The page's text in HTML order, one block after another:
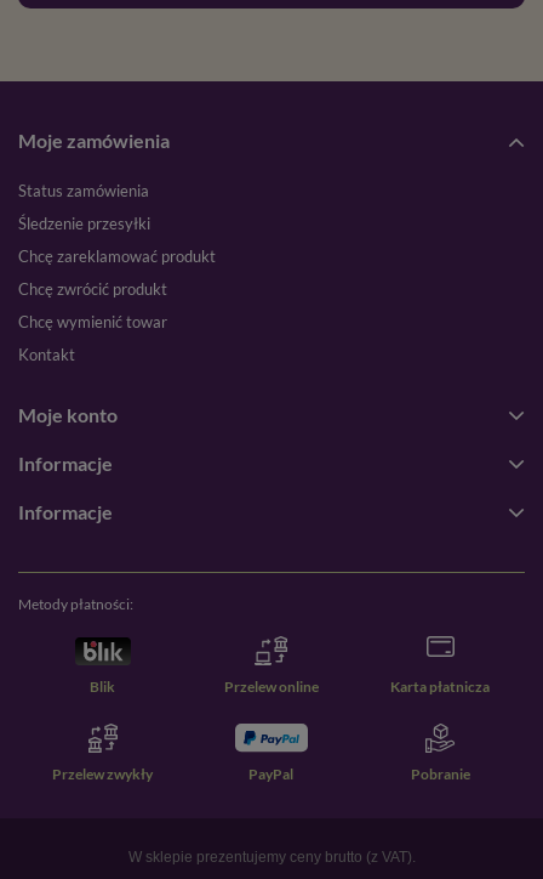
Moje zamówienia
Status zamówienia
Śledzenie przesyłki
Chcę zareklamować produkt
Chcę zwrócić produkt
Chcę wymienić towar
Kontakt
Moje konto
Informacje
Informacje
Metody płatności:
Blik Przelew online Karta płatnicza
Przelew zwykły PayPal Pobranie
W sklepie prezentujemy ceny brutto (z VAT).